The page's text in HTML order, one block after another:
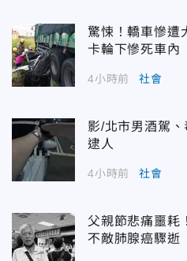
驚悚！轎車慘
卡輪下慘死車內
4小時前 社會
影/北市男酒駕
逮人
4小時前 社會
父親節悲痛噩
不敵肺腺癌驟逝